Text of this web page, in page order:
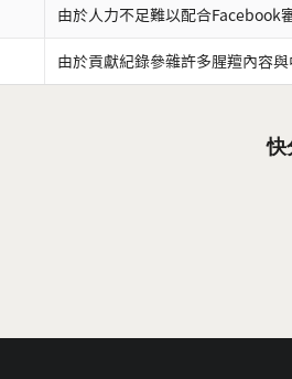
由於人力不足難以配合Facebook
由於貢獻紀錄參雜許多腥羶內容
快